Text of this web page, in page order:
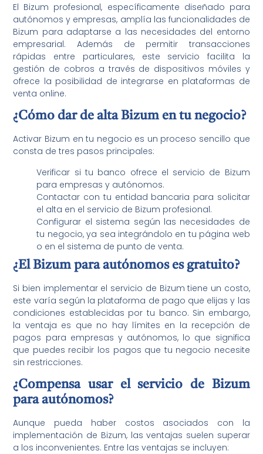
El Bizum profesional, específicamente diseñado para
autónomos y empresas, amplía las funcionalidades de
Bizum para adaptarse a las necesidades del entorno
empresarial. Además de permitir transacciones
rápidas entre particulares, este servicio facilita la
gestión de cobros a través de dispositivos móviles y
ofrece la posibilidad de integrarse en plataformas de
venta online.
¿Cómo dar de alta Bizum en tu negocio?
Activar Bizum en tu negocio es un proceso sencillo que
consta de tres pasos principales:
Verificar si tu banco ofrece el servicio de Bizum
para empresas y autónomos.
Contactar con tu entidad bancaria para solicitar
el alta en el servicio de Bizum profesional.
Configurar el sistema según las necesidades de
tu negocio, ya sea integrándolo en tu página web
o en el sistema de punto de venta.
¿El Bizum para autónomos es gratuito?
Si bien implementar el servicio de Bizum tiene un costo,
este varía según la plataforma de pago que elijas y las
condiciones establecidas por tu banco. Sin embargo,
la ventaja es que no hay límites en la recepción de
pagos para empresas y autónomos, lo que significa
que puedes recibir los pagos que tu negocio necesite
sin restricciones.
¿Compensa usar el servicio de Bizum
para autónomos?
Aunque pueda haber costos asociados con la
implementación de Bizum, las ventajas suelen superar
a los inconvenientes. Entre las ventajas se incluyen: